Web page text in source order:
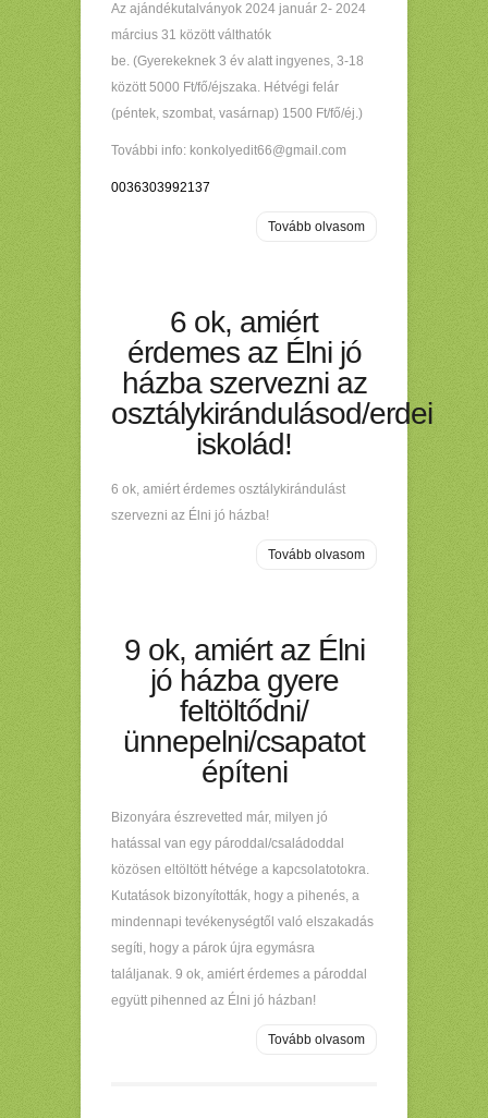
Az ajándékutalványok 2024 január 2- 2024
március 31 között válthatók
be. (Gyerekeknek 3 év alatt ingyenes, 3-18
között 5000 Ft/fő/éjszaka. Hétvégi felár
(péntek, szombat, vasárnap) 1500 Ft/fő/éj.)
További info: konkolyedit66@gmail.com
0036303992137
Tovább olvasom
6 ok, amiért
érdemes az Élni jó
házba szervezni az
osztálykirándulásod/erdei
iskolád!
6 ok, amiért érdemes osztálykirándulást
szervezni az Élni jó házba!
Tovább olvasom
9 ok, amiért az Élni
jó házba gyere
feltöltődni/
ünnepelni/csapatot
építeni
Bizonyára észrevetted már, milyen jó
hatással van egy pároddal/családoddal
közösen eltöltött hétvége a kapcsolatotokra.
Kutatások bizonyították, hogy a pihenés, a
mindennapi tevékenységtől való elszakadás
segíti, hogy a párok újra egymásra
találjanak. 9 ok, amiért érdemes a pároddal
együtt pihenned az Élni jó házban!
Tovább olvasom